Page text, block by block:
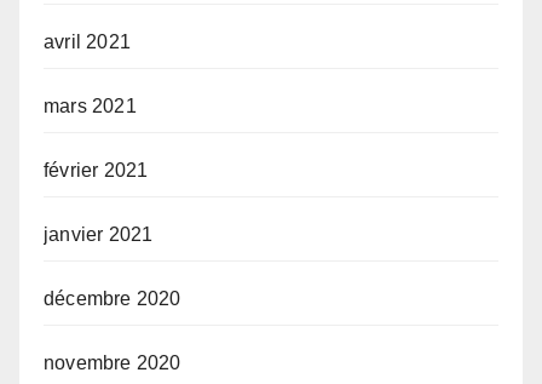
avril 2021
mars 2021
février 2021
janvier 2021
décembre 2020
novembre 2020